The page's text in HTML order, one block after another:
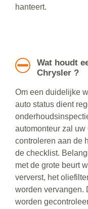
hanteert.
Wat houdt
Chrysler ?
Om een duidelijke
auto status dient
automonteur zal
controleren aan de
de checklist.
met de grote beurt
ververst, het
worden vervangen.
worden